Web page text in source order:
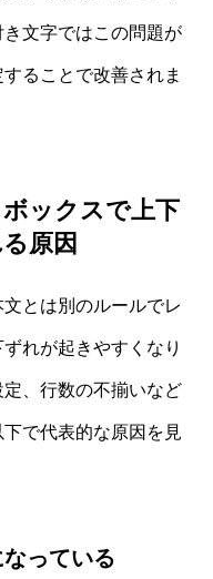
文字ではこの問題が
ることで改善されま
ックスで上下
原因
とは別のルールでレ
れが起きやすくなり
、行数の不揃いなど
で代表的な原因を見
っている